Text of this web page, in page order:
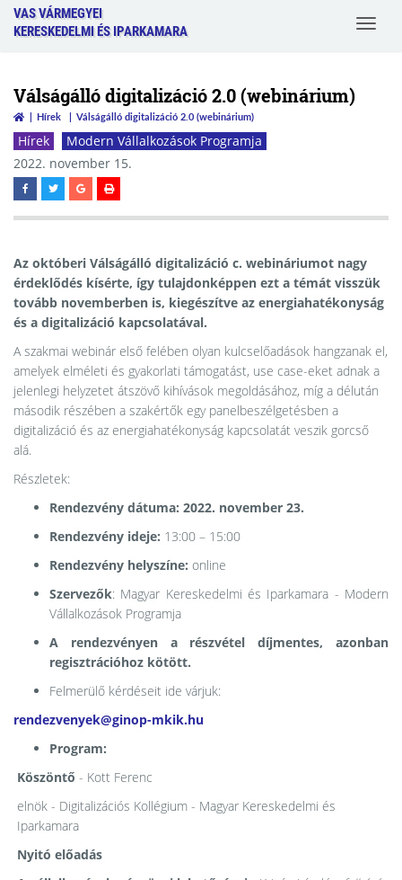
VAS VÁRMEGYEI
KERESKEDELMI ÉS IPARKAMARA
Toggle
Válságálló digitalizáció 2.0 (webinárium)
Hírek Válságálló digitalizáció 2.0 (webinárium)
Hírek
Modern Vállalkozások Programja
2022. november 15.
Az októberi Válságálló digitalizáció c. webináriumot nagy
érdeklődés kísérte, így tulajdonképpen ezt a témát visszük
tovább novemberben is, kiegészítve az energiahatékonyság
és a digitalizáció kapcsolatával.
A szakmai webinár első felében olyan kulcselőadások hangzanak el,
amelyek elméleti és gyakorlati támogatást, use case-eket adnak a
jelenlegi helyzetet átszövő kihívások megoldásához, míg a délután
második részében a szakértők egy panelbeszélgetésben a
digitalizáció és az energiahatékonyság kapcsolatát veszik gorcső
alá.
Részletek:
Rendezvény dátuma: 2022. november 23.
Rendezvény ideje: 13:00 – 15:00
Rendezvény helyszíne: online
Szervezők: Magyar Kereskedelmi és Iparkamara - Modern
Vállalkozások Programja
A rendezvényen a részvétel díjmentes, azonban
regisztrációhoz kötött.
Felmerülő kérdéseit ide várjuk:
rendezvenyek@ginop-mkik.hu
Program:
Köszöntő - Kott Ferenc
elnök - Digitalizációs Kollégium - Magyar Kereskedelmi és
Iparkamara
Nyitó előadás